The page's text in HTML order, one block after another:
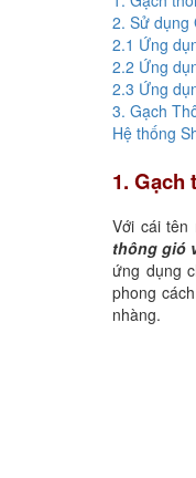
2. Sử dụng
2.1 Ứng
2.2 Ứng
2.3 Ứng
3. Gạch
Hệ thống
1. Gạch
Với cái tên
thông gió
ứng dụng
phong
nhàng.